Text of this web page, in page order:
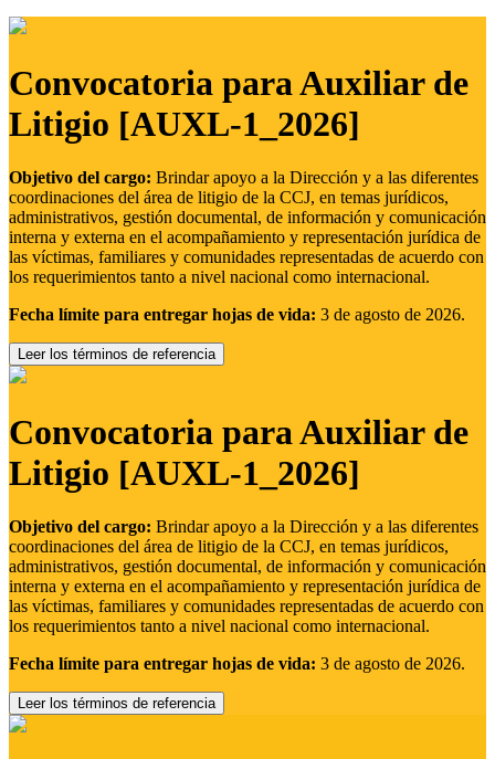
Convocatoria para Auxiliar de
Litigio [AUXL-1_2026]
Objetivo del cargo: Brindar apoyo a la Dirección y a las diferentes
coordinaciones del área de litigio de la CCJ, en temas jurídicos,
administrativos, gestión documental, de información y comunicación
interna y externa en el acompañamiento y representación jurídica de
las víctimas, familiares y comunidades representadas de acuerdo con
los requerimientos tanto a nivel nacional como internacional.
Fecha límite para entregar hojas de vida: 3 de agosto de 2026.
Leer los términos de referencia
Convocatoria para Auxiliar de
Litigio [AUXL-1_2026]
Objetivo del cargo: Brindar apoyo a la Dirección y a las diferentes
coordinaciones del área de litigio de la CCJ, en temas jurídicos,
administrativos, gestión documental, de información y comunicación
interna y externa en el acompañamiento y representación jurídica de
las víctimas, familiares y comunidades representadas de acuerdo con
los requerimientos tanto a nivel nacional como internacional.
Fecha límite para entregar hojas de vida: 3 de agosto de 2026.
Leer los términos de referencia